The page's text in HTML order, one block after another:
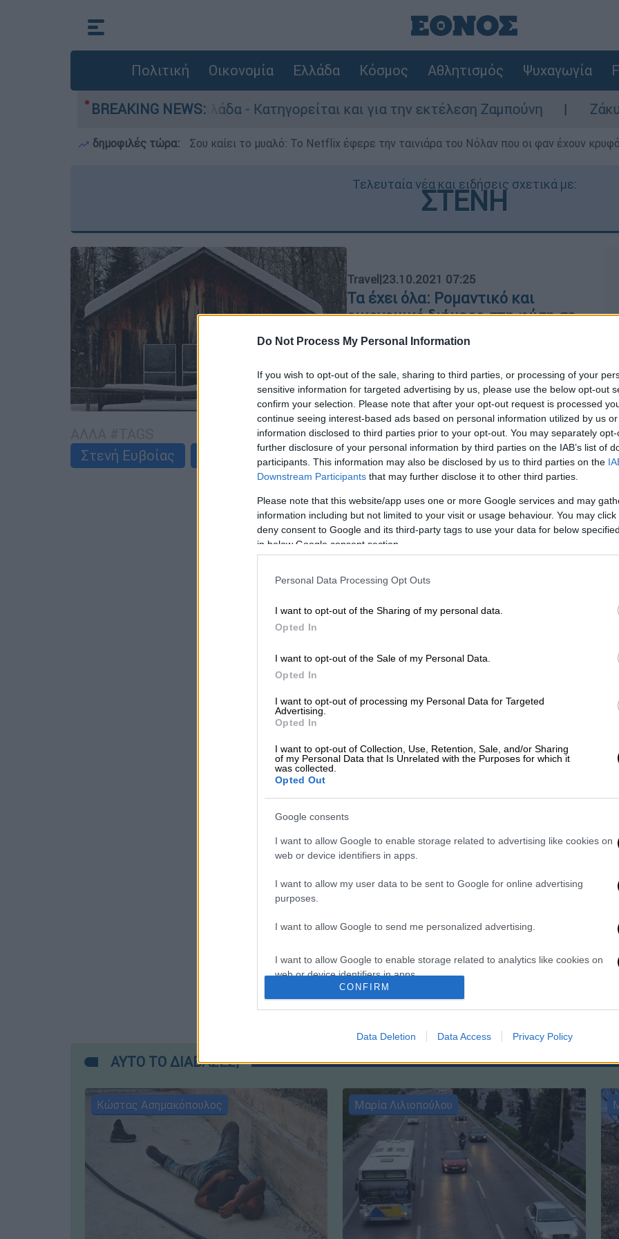
Do Not Process My Personal Information
If you wish to opt-out of the sale, sharing to third parties, or processing of your
sensitive information for targeted advertising by us, please use the below opt-out
confirm your selection. Please note that after your opt-out request is processed
continue seeing interest-based ads based on personal information utilized by us
information disclosed to third parties prior to your opt-out. You may separately
further disclosure of your personal information by third parties on the IAB’s list of
participants. This information may also be disclosed by us to third parties on the
Downstream Participants that may further disclose it to other third parties.
Please note that this website/app uses one or more Google services and may
information including but not limited to your visit or usage behaviour. You may
deny consent to Google and its third-party tags to use your data for below
in below Google consent section.
Personal Data Processing Opt Outs
I want to opt-out of the Sharing of my personal data.
Opted In
I want to opt-out of the Sale of my Personal Data.
Opted In
I want to opt-out of processing my Personal Data for Targeted
Advertising.
Opted In
I want to opt-out of Collection, Use, Retention, Sale, and/or Sharing
of my Personal Data that Is Unrelated with the Purposes for which it
was collected.
Opted Out
Google consents
I want to allow Google to enable storage related to advertising like cookies on
web or device identifiers in apps.
I want to allow my user data to be sent to Google for online advertising
purposes.
I want to allow Google to send me personalized advertising.
I want to allow Google to enable storage related to analytics like cookies on
web or device identifiers in apps.
I want to allow Google to enable storage related to functionality of the website
I want to allow Google to enable storage related to personalization.
authentication functionality and fraud prevention, and other user protection.
CONFIRM
Data Deletion Data Access Privacy Policy
Πολιτική Οικονομία Ελλάδα Κόσμος Αθλητισμός Ψυχαγωγία
BREAKING NEWS:
ανθρωποκτονίες στην Ελλάδα - Κατηγορείται και για την εκτέλεση Ζαμπούνη
δημοφιλές τώρα: Σου καίει το μυαλό: Το Netflix έφερε την ταινιάρα του Νόλαν που οι φαν έχουν
Τελευταία νέα και ειδήσεις σχετικά με:
ΣΤΕΝΗ
Travel|23.10.2021 07:25
Τα έχει όλα: Ρομαντικό και
οικονομικό διήμερο στη φύση σε
ένα από τα ωραιότερα χωριά της
Ελλάδας
Και… δεν θα θέλεις να γυρίσεις!
Στενή Ευβοίας
Οι δέκα καλύτεροι χειμερινοί προορισμοί
ΑΥΤΟ ΤΟ ΔΙΑΒΑΣΕΣ;
Κώστας Ασημακόπουλος Μαρία Λιλιοπούλου